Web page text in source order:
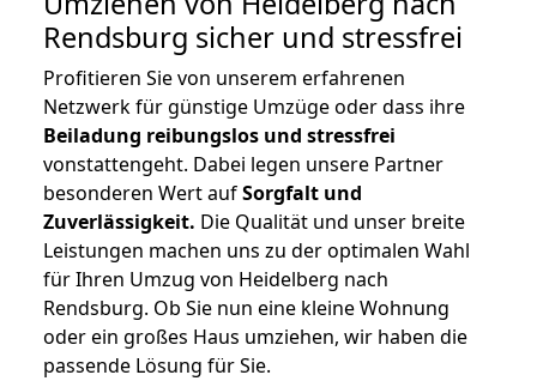
Rendsburg sicher und stressfrei
Profitieren Sie von unserem erfahrenen
Netzwerk für günstige Umzüge oder dass ihre
Beiladung reibungslos und stressfrei
vonstattengeht. Dabei legen unsere Partner
besonderen Wert aufSorgfalt und
Zuverlässigkeit. Die Qualität und unser breite
Leistungen machen uns zu der optimalen Wahl
für Ihren Umzug von Heidelberg nach
Rendsburg. Ob Sie nun eine kleine Wohnung
oder ein großes Haus umziehen, wir haben die
passende Lösung für Sie.